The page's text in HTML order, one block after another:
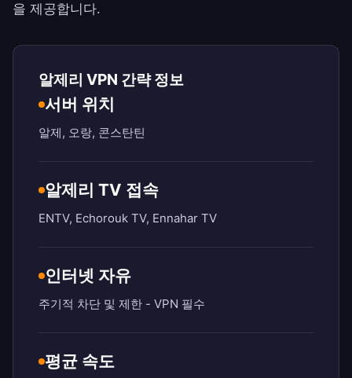
을 제공합니다.
알제리 VPN 간략 정보
서버 위치
알제, 오랑, 콘스탄틴
알제리 TV 접속
ENTV, Echorouk TV, Ennahar TV
인터넷 자유
주기적 차단 및 제한 - VPN 필수
평균 속도